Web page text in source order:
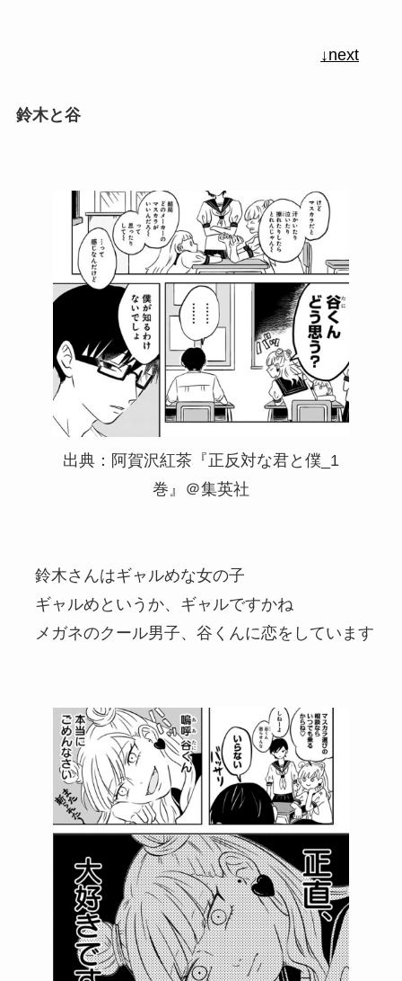
↓next
鈴木と谷
出典：阿賀沢紅茶『正反対な君と僕_1
巻』＠集英社
鈴木さんはギャルめな女の子
ギャルめというか、ギャルですかね
メガネのクール男子、谷くんに恋をしています